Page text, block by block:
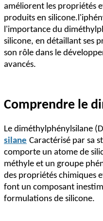
améliorent les propriétés
produits en silicone.
l'importance du
silicone, en détaillant ses
son rôle dans le
avancés.
Comprendre le
Le diméthylphénylsilane
silane Caractérisé par sa
comporte un atome de
méthyle et un groupe
des propriétés chimiques
font un composant
formulations de silicone.